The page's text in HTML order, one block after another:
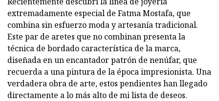
extremadamente especial de Fatma Mostafa, que
combina sin esfuerzo moda y artesanía tradicional.
Este par de aretes que no combinan presenta la
técnica de bordado característica de la marca,
diseñada en un encantador patrón de nenúfar, que
recuerda a una pintura de la época impresionista. Una
verdadera obra de arte, estos pendientes han llegado
directamente a lo más alto de mi lista de deseos.